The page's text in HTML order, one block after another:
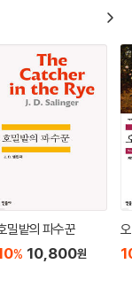
의 삶 속에는 초국가
화와 역사 위에 기반
라는 점부터가 이 사
은 거의 나타나지 않
완전히 파산한다.
의 이질적 요소는 겉
이민 3세대 칼/리
. 칼리의 모호한 성
유전자 이상이 단순
살았던 비티니오스의
습과 역사에서 비롯
밀밭의 파수꾼
% 10,800원